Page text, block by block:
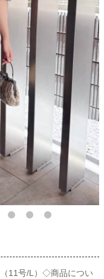
11号/L）◇商品につい